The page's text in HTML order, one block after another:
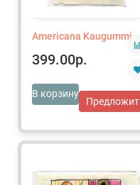
Americana Kaugummi
399.00р.
В корзину